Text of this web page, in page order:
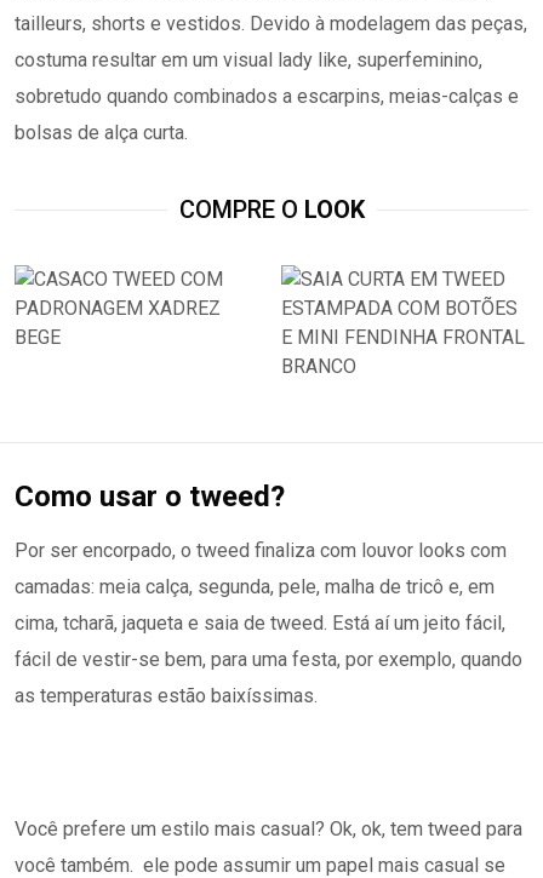
tailleurs, shorts e vestidos. Devido à modelagem das peças,
costuma resultar em um visual lady like, superfeminino,
sobretudo quando combinados a escarpins, meias-calças e
bolsas de alça curta.
COMPRE O LOOK
Como usar o tweed?
Por ser encorpado, o tweed finaliza com louvor looks com
camadas: meia calça, segunda, pele, malha de tricô e, em
cima, tcharã, jaqueta e saia de tweed. Está aí um jeito fácil,
fácil de vestir-se bem, para uma festa, por exemplo, quando
as temperaturas estão baixíssimas.
Você prefere um estilo mais casual? Ok, ok, tem tweed para
você também. ele pode assumir um papel mais casual se